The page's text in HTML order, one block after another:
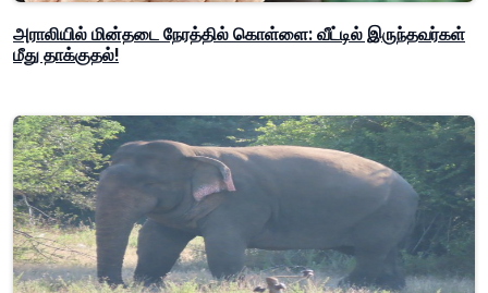
அராலியில் மின்தடை நேரத்தில் கொள்ளை: வீட்டில் இருந்தவர்கள்
மீது தாக்குதல்!